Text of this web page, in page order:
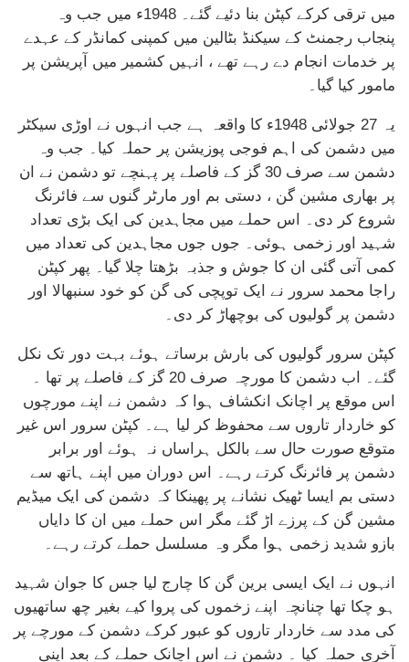
میں ترقی کرکے کپٹن بنا دئیے گئے۔ 1948ء میں جب وہ
پنجاب رجمنٹ کے سیکنڈ بٹالین میں کمپنی کمانڈر کے عہدے
پر خدمات انجام دے رہے تھے ، انہیں کشمیر میں آپریشن پر
مامور کیا گیا۔
یہ 27 جولائی 1948ء کا واقعہ ہے جب انہوں نے اوڑی سیکٹر
میں دشمن کی اہم فوجی پوزیشن پر حملہ کیا۔ جب وہ
دشمن سے صرف 30 گز کے فاصلے پر پہنچے تو دشمن نے ان
پر بھاری مشین گن ، دستی بم اور مارٹر گنوں سے فائرنگ
شروع کر دی۔ اس حملے میں مجاہدین کی ایک بڑی تعداد
شہید اور زخمی ہوئی۔ جوں جوں مجاہدین کی تعداد میں
کمی آتی گئی ان کا جوش و جذبہ بڑھتا چلا گیا۔ پھر کپٹن
راجا محمد سرور نے ایک توپچی کی گن کو خود سنبھالا اور
دشمن پر گولیوں کی بوچھاڑ کر دی۔
کپٹن سرور گولیوں کی بارش برساتے ہوئے بہت دور تک نکل
گئے۔ اب دشمن کا مورچہ صرف 20 گز کے فاصلے پر تھا ۔
اس موقع پر اچانک انکشاف ہوا کہ دشمن نے اپنے مورچوں
کو خاردار تاروں سے محفوظ کر لیا ہے۔ کپٹن سرور اس غیر
متوقع صورت حال سے بالکل ہراساں نہ ہوئے اور برابر
دشمن پر فائرنگ کرتے رہے۔ اس دوران میں اپنے ہاتھ سے
دستی بم ایسا ٹھیک نشانے پر پھینکا کہ دشمن کی ایک میڈیم
مشین گن کے پرزے اڑ گئے مگر اس حملے میں ان کا دایاں
بازو شدید زخمی ہوا مگر وہ مسلسل حملے کرتے رہے۔
انہوں نے ایک ایسی برین گن کا چارج لیا جس کا جوان شہید
ہو چکا تھا چنانچہ اپنے زخموں کی پروا کیے بغیر چھ ساتھیوں
کی مدد سے خاردار تاروں کو عبور کرکے دشمن کے مورچے پر
آخری حملہ کیا ۔ دشمن نے اس اچانک حملے کے بعد اپنی